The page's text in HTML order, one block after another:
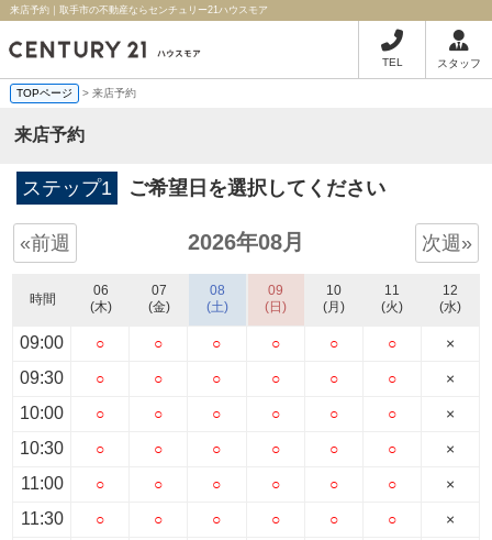
来店予約｜取手市の不動産ならセンチュリー21ハウスモア
TEL スタッフ
TOPページ > 来店予約
来店予約
ステップ1 ご希望日を選択してください
«前週 2026年08月 次週»
時間
09:00
09:30
10:00
10:30
11:00
11:30
06
(木)
○
○
○
○
○
○
07
(金)
○
○
○
○
○
○
08
(土)
○
○
○
○
○
○
09
(日)
○
○
○
○
○
○
10
(月)
○
○
○
○
○
○
11
(火)
○
○
○
○
○
○
12
(水)
×
×
×
×
×
×